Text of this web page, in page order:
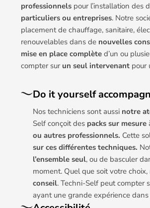
professionnels pour l’installation des
particuliers ou entreprises. Notre
placement de chauffage, sanitaire,
renouvelables dans de nouvelles
mise en place complète d’un ou
compter sur un seul intervenant pour
Do it yourself
Nos techniciens sont aussi notre
Self conçoit des packs sur mesure
ou autres professionnels. Cette
sur ces différentes techniques.
l’ensemble seul, ou de basculer
moment. Quel que soit votre
conseil. Techni-Self peut compter
ayant une grande expérience